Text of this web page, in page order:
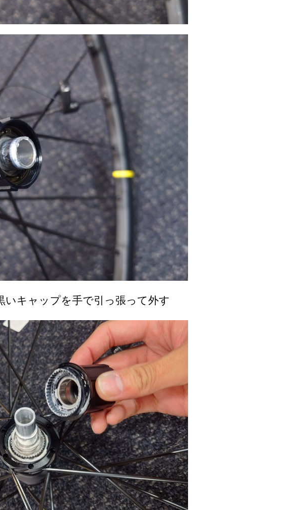
キャップを手で引っ張って外す